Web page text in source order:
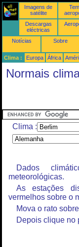
Imagens de
satélite
Descargas
eléctricas
Notícias Sobre
Clima : Europa África
Normais
Clima :
Dados
meteorológicas.
As estações
vermelhos sobre o
Mova o rato
Depois clique no